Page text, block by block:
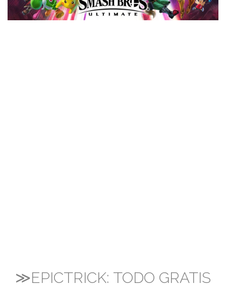
≫EPICTRICK: TODO GRATIS